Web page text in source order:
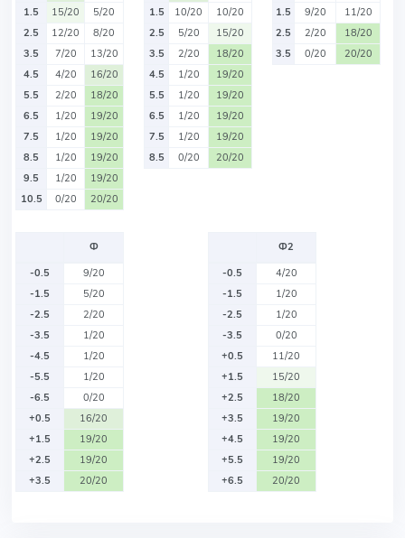
1.5
15/20
5/20
2.5
12/20
8/20
3.5
7/20
13/20
4.5
4/20
16/20
5.5
2/20
18/20
6.5
1/20
19/20
7.5
1/20
19/20
8.5
1/20
19/20
9.5
1/20
19/20
10.5
0/20 20/20
1.5
10/20
10/20
2.5
5/20
15/20
3.5
2/20
18/20
4.5
1/20
19/20
5.5
1/20
19/20
6.5
1/20
19/20
7.5
1/20
19/20
8.5
0/20 20/20
1.5
9/20
11/20
2.5
2/20
18/20
3.5
0/20 20/20
Ф
-0.5
9/20
-1.5
5/20
-2.5
2/20
-3.5
1/20
-4.5
1/20
-5.5
1/20
-6.5
0/20
+0.5
16/20
+1.5
19/20
+2.5
19/20
+3.5
20/20
Ф2
-0.5
4/20
-1.5
1/20
-2.5
1/20
-3.5
0/20
+0.5
11/20
+1.5
15/20
+2.5
18/20
+3.5
19/20
+4.5
19/20
+5.5
19/20
+6.5
20/20